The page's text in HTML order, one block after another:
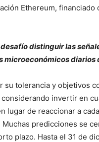
Ethereum,
distinguir las
microeconómicos
su tolerancia y objetivos
invertir en
lugar de reaccionar a
predicciones se
plazo. Hasta el 31 de